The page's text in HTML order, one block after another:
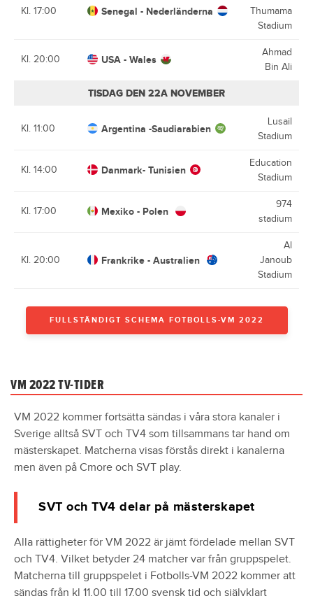
Kl. 17:00 Senegal - Nederländerna
Thumama
Stadium
Kl. 20:00 USA - Wales
Ahmad
Bin Ali
TISDAG DEN 22A NOVEMBER
Kl. 11:00 Argentina -Saudiarabien
Lusail
Stadium
Kl. 14:00 Danmark- Tunisien
Education
Stadium
Kl. 17:00 Mexiko - Polen
974
stadium
Kl. 20:00 Frankrike - Australien
Al
Janoub
Stadium
FULLSTÄNDIGT SCHEMA FOTBOLLS-VM 2022
VM 2022 TV-TIDER
VM 2022 kommer fortsätta sändas i våra stora kanaler i
Sverige alltså SVT och TV4 som tillsammans tar hand om
mästerskapet. Matcherna visas förstås direkt i kanalerna
men även på Cmore och SVT play.
SVT och TV4 delar på mästerskapet
Alla rättigheter för VM 2022 är jämt fördelade mellan SVT
och TV4. Vilket betyder 24 matcher var från gruppspelet.
Matcherna till gruppspelet i Fotbolls-VM 2022 kommer att
sändas från kl 11.00 till 17.00 svensk tid och självklart